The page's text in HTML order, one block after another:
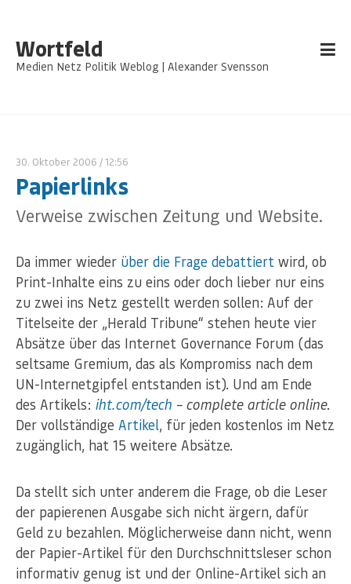
Wortfeld
Medien Netz Politik Weblog | Alexander Svensson
30. Oktober 2006 / 12:56
Papierlinks
Verweise zwischen Zeitung und Website.
Da immer wieder über die Frage debattiert wird, ob
Print-Inhalte eins zu eins oder doch lieber nur eins
zu zwei ins Netz gestellt werden sollen: Auf der
Titelseite der „Herald Tribune“ stehen heute vier
Absätze über das Internet Governance Forum (das
seltsame Gremium, das als Kompromiss nach dem
UN-Internetgipfel entstanden ist). Und am Ende
des Artikels: iht.com/tech – complete article online.
Der vollständige Artikel, für jeden kostenlos im Netz
zugänglich, hat 15 weitere Absätze.
Da stellt sich unter anderem die Frage, ob die Leser
der papierenen Ausgabe sich nicht ärgern, dafür
Geld zu bezahlen. Möglicherweise dann nicht, wenn
der Papier-Artikel für den Durchschnittsleser schon
informativ genug ist und der Online-Artikel sich an